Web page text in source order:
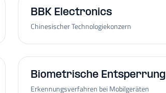
BBK Electronics
Chinesischer Technologiekonzern
Biometrische Entsperrung
Erkennungsverfahren bei Mobilgeräten